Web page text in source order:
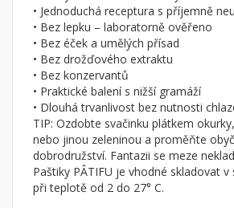
• Jednoduchá receptura s příjemně
• Bez lepku – laboratorně ověřeno
• Bez éček a umělých přísad
• Bez drožďového extraktu
• Bez konzervantů
• Praktické balení s nižší gramáží
• Dlouhá trvanlivost bez nutnosti
TIP: Ozdobte svačinku plátkem
nebo jinou zeleninou a proměňte
dobrodružství. Fantazii se meze
Paštiky PÂTIFU je vhodné skladovat
při teplotě od 2 do 27° C.